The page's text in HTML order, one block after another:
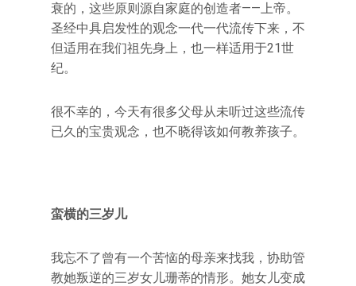
衰的，这些原则源自家庭的创造者——上帝。
圣经中具启发性的观念一代一代流传下来，不
但适用在我们祖先身上，也一样适用于21世
纪。
很不幸的，今天有很多父母从未听过这些流传
已久的宝贵观念，也不晓得该如何教养孩子。
蛮横的三岁儿
我忘不了曾有一个苦恼的母亲来找我，协助管
教她叛逆的三岁女儿珊蒂的情形。她女儿变成